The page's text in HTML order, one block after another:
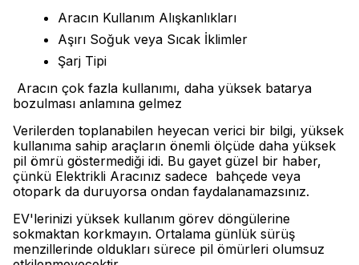
Aracın Kullanım Alışkanlıkları
Aşırı Soğuk veya Sıcak İklimler
Şarj Tipi
Aracın çok fazla kullanımı, daha yüksek batarya
bozulması anlamına gelmez
Verilerden toplanabilen heyecan verici bir bilgi, yüksek
kullanıma sahip araçların önemli ölçüde daha yüksek
pil ömrü göstermediği idi. Bu gayet güzel bir haber,
çünkü Elektrikli Aracınız sadece bahçede veya
otopark da duruyorsa ondan faydalanamazsınız.
EV'lerinizi yüksek kullanım görev döngülerine
sokmaktan korkmayın. Ortalama günlük sürüş
menzillerinde oldukları sürece pil ömürleri olumsuz